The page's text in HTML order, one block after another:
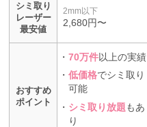
シミ取り
レーザー
最安値
2mm以下
2,680円〜
おすすめ
ポイント
・70万件以上の実績
・低価格でシミ取り
可能
・ シミ取り放題 もあ
り